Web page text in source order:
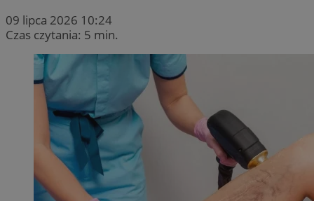
09 lipca 2026 10:24
Czas czytania: 5 min.